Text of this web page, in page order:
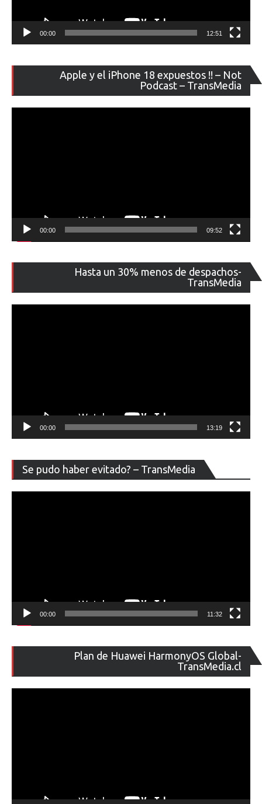
00:00 12:51
Apple y el iPhone 18 expuestos !! – Not
Podcast – TransMedia
de
00:00 09:52
Hasta un 30% menos de despachos-
TransMedia
de
00:00 13:19
Se pudo haber evitado? – TransMedia
de
00:00 11:32
Plan de Huawei HarmonyOS Global-
TransMedia.cl
de